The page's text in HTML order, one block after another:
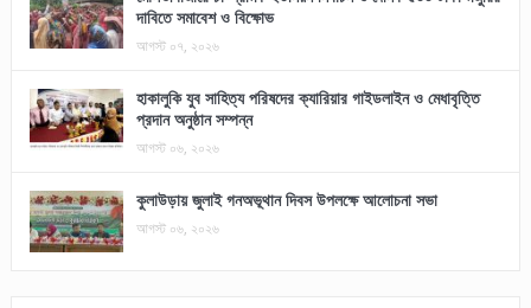
দাবিতে সমাবেশ ও বিক্ষোভ
আগস্ট ০৭, ২০২৬
হাকালুকি যুব সাহিত্য পরিষদের ক্যারিয়ার গাইডলাইন ও মেধাবৃত্তি
প্রদান অনুষ্ঠান সম্পন্ন
আগস্ট ০৬, ২০২৬
কুলাউড়ায় জুলাই গনঅভূথান দিবস উপলক্ষে আলোচনা সভা
আগস্ট ০৬, ২০২৬